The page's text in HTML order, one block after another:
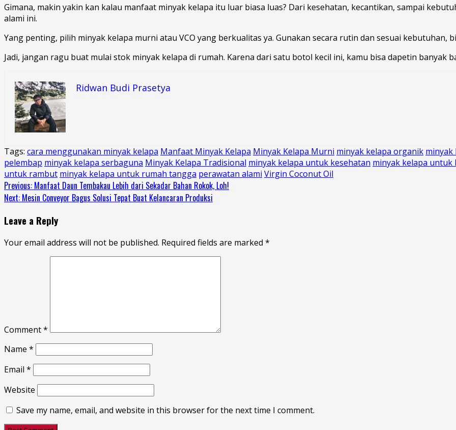
Gimana, makin yakin kan kalau manfaat minyak kelapa itu luar biasa luas? Dari kesehatan, kecantikan, sampai
alami ini.
Yang penting, pilih minyak kelapa murni atau VCO yang berkualitas ya. Gunakan secara rutin dan sesuai kebutuhan,
Jadi, jangan ragu buat mulai stok minyak kelapa di rumah. Karena dari satu botol kecil ini, kamu bisa dapetin banyak
Ridwan Budi Prasetya
Tags: cara menggunakan minyak kelapa Manfaat Minyak Kelapa Minyak Kelapa Murni minyak kelapa organik minyak
pelembap minyak kelapa serbaguna Minyak Kelapa Tradisional minyak kelapa untuk kesehatan minyak kelapa untuk
untuk rambut minyak kelapa untuk rumah tangga perawatan alami Virgin Coconut Oil
Continue
Reading
Previous: Manfaat Daun Tembakau Lebih dari Sekadar Bahan Rokok, Loh!
Next: Mesin Conveyor Bagus Solusi Tepat Buat Kelancaran Produksi
Leave a Reply
Your email address will not be published. Required fields are marked *
Comment*
Name *
Email *
Website
Save my name, email, and website in this browser for the next time I comment.